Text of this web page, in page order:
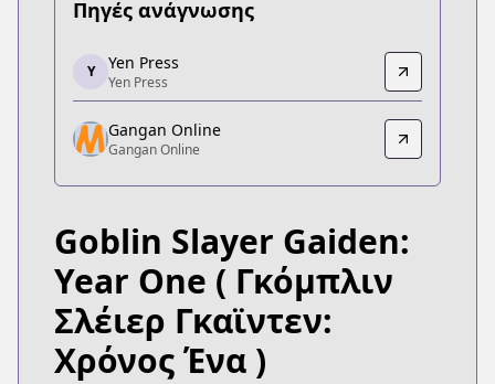
Πηγές ανάγνωσης
Yen Press
Yen Press
https://yenpress.com/series/goblin-slayer-side-
Gangan Online
Gangan Online
https://www.ganganonline.com/contents/
Y Yen Press
Yen Press
Gangan Online
Gangan Online
Goblin Slayer Gaiden:
Year One ( Γκόμπλιν
Σλέιερ Γκαϊντεν:
Χρόνος Ένα )